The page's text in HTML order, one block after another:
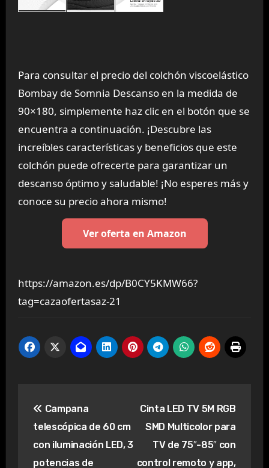
Para consultar el precio del colchón viscoelástico
Bombay de Somnia Descanso en la medida de
90×180, simplemente haz clic en el botón que se
encuentra a continuación. ¡Descubre las
increíbles características y beneficios que este
colchón puede ofrecerte para garantizar un
descanso óptimo y saludable! ¡No esperes más y
conoce su precio ahora mismo!
Ver oferta en Amazon
https://amazon.es/dp/B0CY5KMW66?
tag=cazaofertasaz-21
de
entradas
Campana
telescópica de 60 cm
con iluminación LED, 3
potencias de
Cinta LED TV 5M RGB
SMD Multicolor para
TV de 75″-85″ con
control remoto y app,